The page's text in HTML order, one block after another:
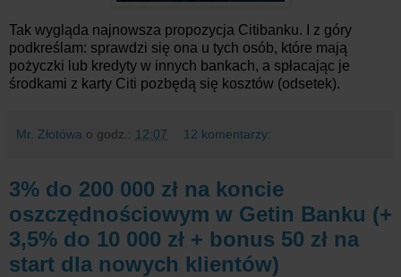
Tak wygląda najnowsza propozycja Citibanku. I z góry
podkreślam: sprawdzi się ona u tych osób, które mają
pożyczki lub kredyty w innych bankach, a spłacając je
środkami z karty Citi pozbędą się kosztów (odsetek).
Mr. Złotówa o godz.: 12:07 12 komentarzy:
3% do 200 000 zł na koncie
oszczędnościowym w Getin Banku (+
3,5% do 10 000 zł + bonus 50 zł na
start dla nowych klientów)